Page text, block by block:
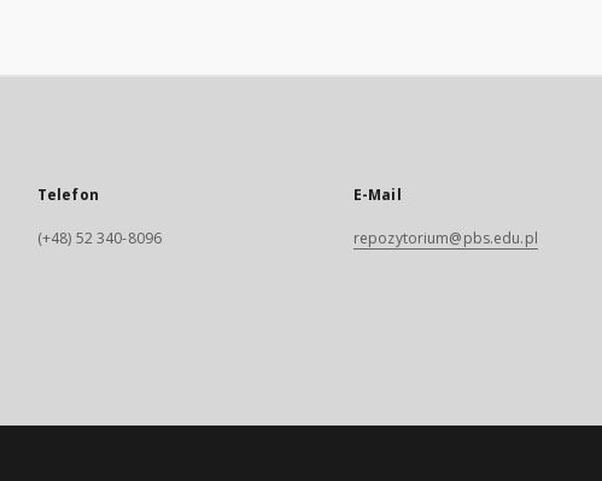
Telefon
(+48) 52 340-8096
E-Mail
repozytorium@pbs.edu.pl